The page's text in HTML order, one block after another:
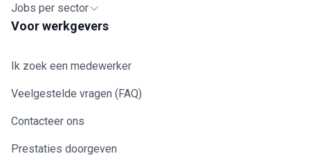
Jobs per sector
Voor werkgevers
Ik zoek een medewerker
Veelgestelde vragen (FAQ)
Contacteer ons
Prestaties doorgeven